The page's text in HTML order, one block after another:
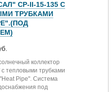
СР-II-15-135 C
ТРУБКАМИ
коллектор
тепловыми трубками
Pipe". Система
под